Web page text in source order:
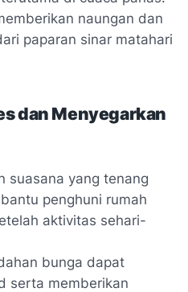
naungan dan
paparan sinar matahari
dan Menyegarkan
suasana yang tenang
penghuni rumah
aktivitas sehari-
bunga dapat
serta memberikan